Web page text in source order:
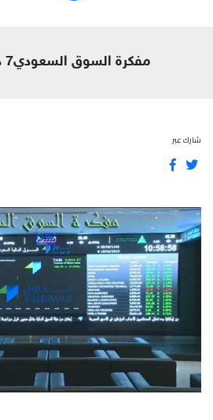
مفكرة السوق السعودي7 ديسمبر 2021
شارك عبر